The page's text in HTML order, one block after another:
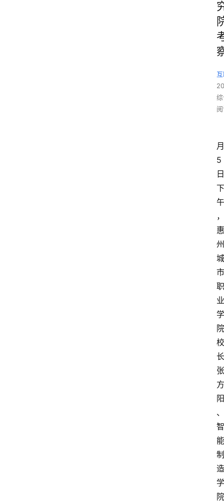
月
5
日
下
午
，
惠
州
城
市
职
业
学
院
校
长
张
方
阳
、
智
能
制
造
学
院